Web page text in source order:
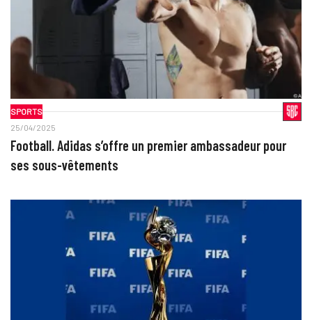
SPORTS
25/04/2025
Football. Adidas s’offre un premier ambassadeur pour
ses sous-vêtements